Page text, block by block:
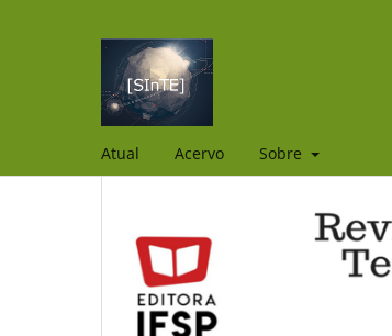
Atual Acervo Sobre